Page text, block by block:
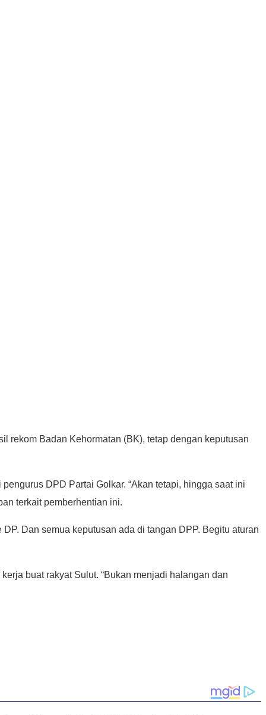
rekom Badan Kehormatan (BK), tetap dengan keputusan
DPD Partai Golkar. “Akan tetapi, hingga saat ini
terkait pemberhentian ini.
Dan semua keputusan ada di tangan DPP. Begitu aturan
buat rakyat Sulut. “Bukan menjadi halangan dan